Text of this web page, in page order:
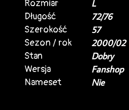
Rozmiar
L
Długość
72/76
Szerokość
57
Sezon / rok
2000/02
Stan
Dobry
Wersja
Fanshop
Nameset
Nie